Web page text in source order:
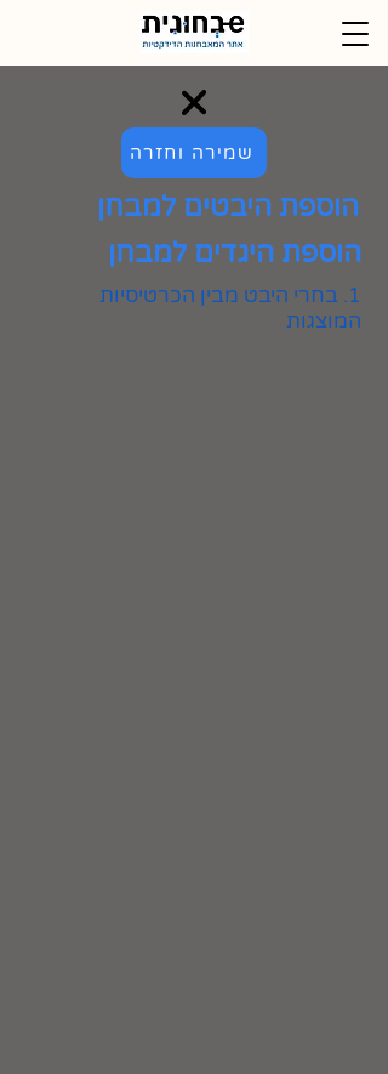
שמירה וחזרה
הוספת היבטים למבחן
הוספת היגדים למבחן
1. בחרי היבט מבין הכרטיסיות
המוצגות